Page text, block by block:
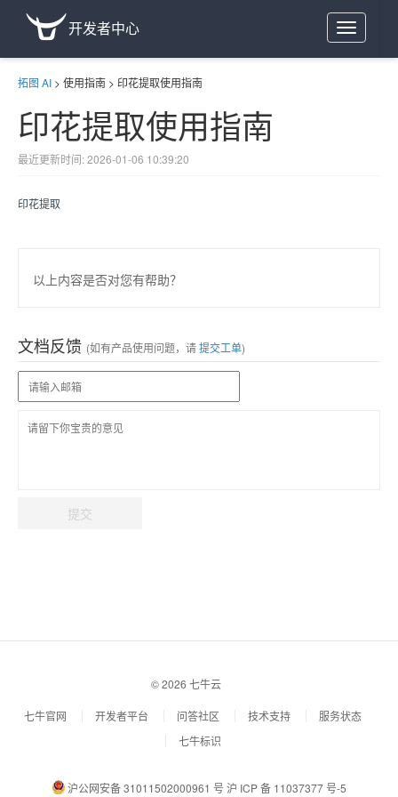
Toggle
navigation
开发者中心
拓图 AI > 使用指南 > 印花提取使用指南
印花提取使用指南
最近更新时间: 2026-01-06 10:39:20
印花提取
以上内容是否对您有帮助？
文档反馈 (如有产品使用问题，请提交工单)
提交
© 2026 七牛云
七牛官网 开发者平台 问答社区 技术支持
服务状态
七牛标识
沪公网安备 31011502000961 号 沪 ICP 备 11037377 号-5